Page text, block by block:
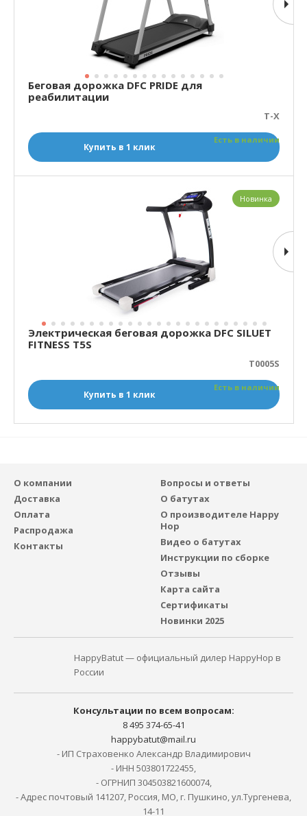
Беговая дорожка DFC PRIDE для
реабилитации
T-X
Есть в наличии
Купить в 1 клик
Электрическая беговая дорожка DFC SILUET
FITNESS T5S
T0005S
Есть в наличии
Купить в 1 клик
Новинка
О компании
Доставка
Оплата
Распродажа
Контакты
Вопросы и ответы
О батутах
О производителе Happy
Hop
Видео о батутах
Инструкции по сборке
Отзывы
Карта сайта
Сертификаты
Новинки 2025
HappyBatut — официальный дилер HappyHop в
России
Консультации по всем вопросам:
8 495 374-65-41
happybatut@mail.ru
- ИП Страховенко Александр Владимирович
- ИНН 503801722455,
- ОГРНИП 304503821600074,
- Адрес почтовый 141207, Россия, МО, г. Пушкино, ул.Тургенева,
14-11